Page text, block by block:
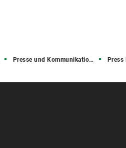
Presse und Kommunikation (PuK) Press